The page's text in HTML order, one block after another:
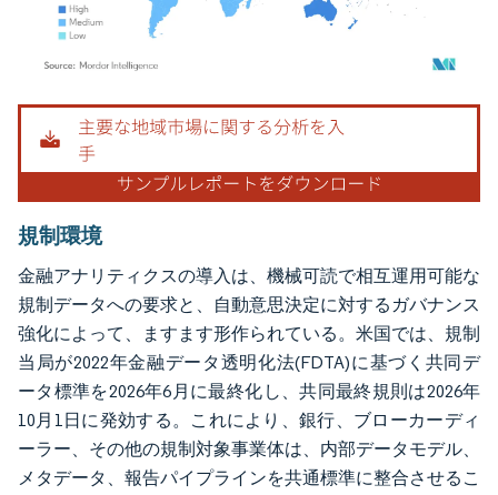
画像 © Mordor Intelligence。再利用にはCC BY 4.0の表示が必要です。
規制環境
金融アナリティクスの導入は、機械可読で相互運用可能な
規制データへの要求と、自動意思決定に対するガバナンス
強化によって、ますます形作られている。米国では、規制
当局が2022年金融データ透明化法(FDTA)に基づく共同デ
ータ標準を2026年6月に最終化し、共同最終規則は2026年
10月1日に発効する。これにより、銀行、ブローカーディ
ーラー、その他の規制対象事業体は、内部データモデル、
メタデータ、報告パイプラインを共通標準に整合させるこ